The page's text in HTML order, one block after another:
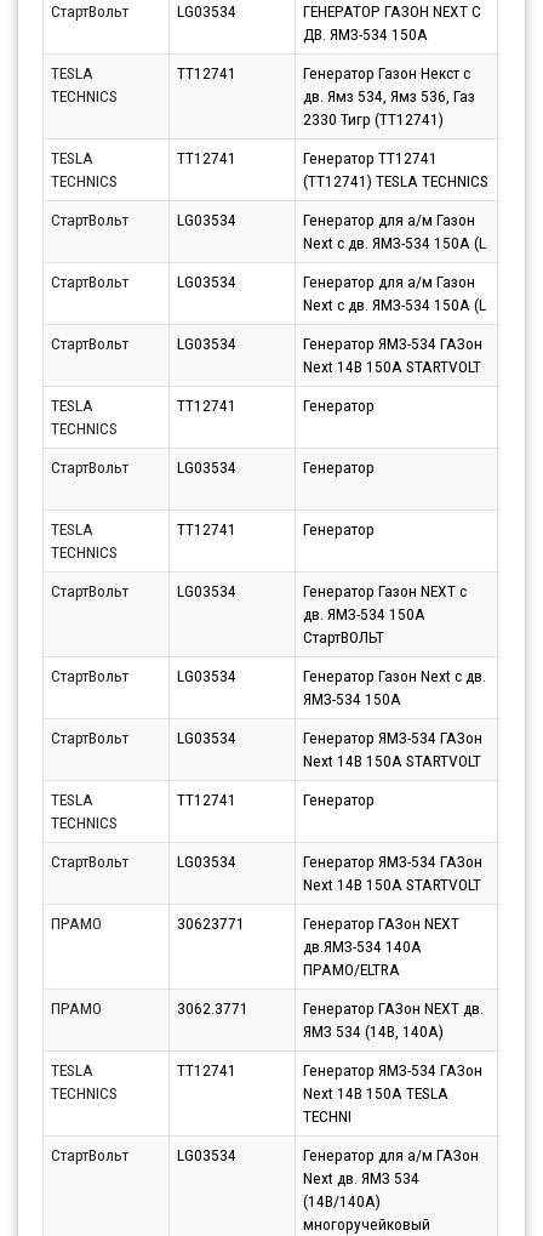
СтартВольт
LG03534
ГЕНЕРАТОР ГАЗОН NEXT C
ДВ. ЯМЗ-534 150А
TESLA
TECHNICS
TT12741
Генератор Газон Некст с
дв. Ямз 534, Ямз 536, Газ
2330 Тигр (TT12741)
TESLA
TECHNICS
TT12741
Генератор TT12741
(TT12741) TESLA TECHNICS
СтартВольт
LG03534
Генератор для а/м Газон
Next c дв. ЯМЗ-534 150А (L
СтартВольт
LG03534
Генератор для а/м Газон
Next c дв. ЯМЗ-534 150А (L
СтартВольт
LG03534
Генератор ЯМЗ-534 ГАЗон
Next 14В 150А STARTVOLT
TESLA
TECHNICS
TT12741 Генератор
СтартВольт
LG03534 Генератор
TESLA
TECHNICS
TT12741 Генератор
СтартВольт
LG03534
Генератор Газон NEXT c
дв. ЯМЗ-534 150А
СтартВОЛЬТ
СтартВольт LG03534
Генератор Газон Next c дв.
ЯМЗ-534 150А
СтартВольт
LG03534
Генератор ЯМЗ-534 ГАЗон
Next 14В 150А STARTVOLT
TESLA
TECHNICS
TT12741 Генератор
СтартВольт
LG03534
Генератор ЯМЗ-534 ГАЗон
Next 14В 150А STARTVOLT
ПРАМО
30623771
Генератор ГАЗон NEXT
дв.ЯМЗ-534 140А
ПРАМО/ELTRA
ПРАМО 3062.3771
Генератор ГАЗон NEXT дв.
ЯМЗ 534 (14В, 140А)
TESLA
TECHNICS
TT12741
Генератор ЯМЗ-534 ГАЗон
Next 14В 150А TESLA
TECHNI
СтартВольт LG03534
Генератор для а/м ГАЗон
Next дв. ЯМЗ 534
(14В/140А)
многоручейковый